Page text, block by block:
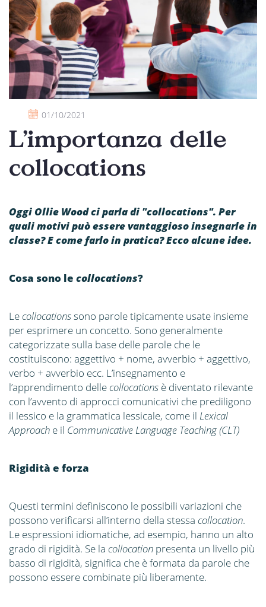
01/10/2021
L’importanza delle
collocations
Oggi Ollie Wood ci parla di "collocations". Per
quali motivi può essere vantaggioso insegnarle in
classe? E come farlo in pratica? Ecco alcune idee.
Cosa sono le collocations?
Lecollocationssono parole tipicamente usate insieme
per esprimere un concetto. Sono generalmente
categorizzate sulla base delle parole che le
costituiscono: aggettivo + nome, avverbio + aggettivo,
verbo + avverbio ecc. L’insegnamento e
l’apprendimento dellecollocations è diventato rilevante
con l’avvento di approcci comunicativi che prediligono
il lessico e la grammatica lessicale, come il Lexical
Approach e il Communicative Language Teaching (CLT)
Rigidità e forza
Questi termini definiscono le possibili variazioni che
possono verificarsi all’interno della stessa collocation.
Le espressioni idiomatiche, ad esempio, hanno un alto
grado di rigidità. Se la collocation presenta un livello più
basso di rigidità, significa che è formata da parole che
possono essere combinate più liberamente.